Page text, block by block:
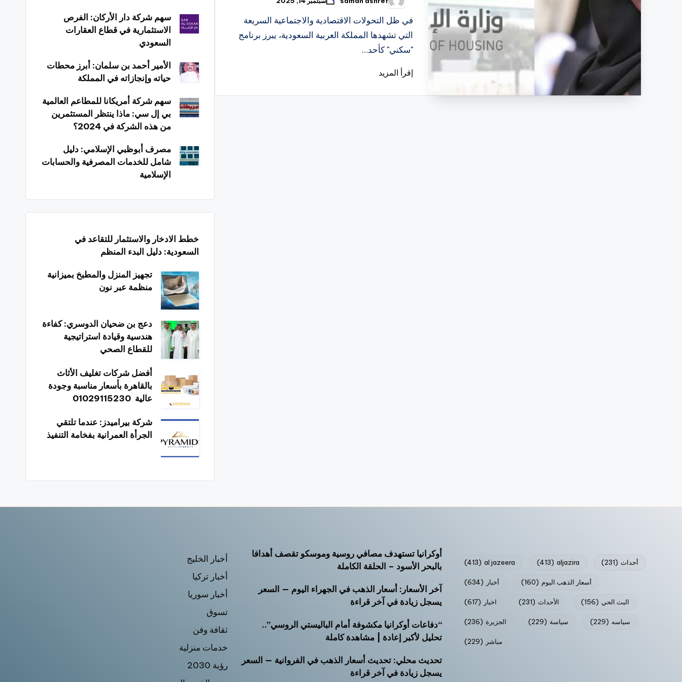
تمّ
النشر
بواسطة
في ظل التحولات الاقتصادية والاجتماعية السريعة
التي تشهدها المملكة العربية السعودية، يبرز برنامج
"سكني" كأحد…
إقرأ المزيد
سهم شركة دار الأركان: الفرص
الاستثمارية في قطاع العقارات
السعودي
الأمير أحمد بن سلمان: أبرز محطات
حياته وإنجازاته في المملكة
سهم شركة أمريكانا للمطاعم العالمية
بي إل سي: ماذا ينتظر المستثمرين
من هذه الشركة في 2024؟
مصرف أبوظبي الإسلامي: دليل
شامل للخدمات المصرفية والحسابات
الإسلامية
خطط الادخار والاستثمار للتقاعد في
السعودية: دليل البدء المنظم
تجهيز المنزل والمطبخ بميزانية
منظمة عبر نون
دعج بن ضحيان الدوسري: كفاءة
هندسية وقيادة استراتيجية
للقطاع الصحي
أفضل شركات تغليف الأثاث
بالقاهرة بأسعار مناسبة وجودة
عالية 01029115230
شركة بيراميدز: عندما تلتقي
الجرأة العمرانية بفخامة التنفيذ
al jazeera
(413) aljazira
(413) أحداث (231)
أخبار (634) أسعار الذهب اليوم (160)
اخبار (617) الأحداث (231) البث الحي (156)
الجزيرة (236) سياسة (229) سياسه (229)
مباشر (229)
أوكرانيا تستهدف مصافي روسية وموسكو تقصف أهدافا
بالبحر الأسود – الحلقة الكاملة
آخر الأسعار: أسعار الذهب في الجهراء اليوم — السعر
يسجل زيادة في آخر قراءة
“دفاعات أوكرانيا مكشوفة أمام الباليستي الروسي”..
تحليل لأكبر إعادة | مشاهدة كاملة
تحديث محلي: تحديث أسعار الذهب في الفروانية — السعر
يسجل زيادة في آخر قراءة
أخبار الخليج
أخبار تركيا
أخبار سوريا
تسوق
ثقافة وفن
خدمات منزلية
رؤية 2030